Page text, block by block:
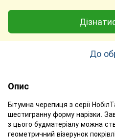
До
Опис
Бітумна черепиця з серії
шестигранну форму нарізки.
з цього будматеріалу можна
геометричний візерунок